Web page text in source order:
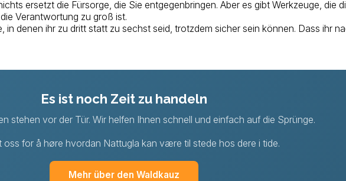
ersetzt die Fürsorge, die Sie entgegenbringen. Aber es gibt Werkzeuge, die
Verantwortung zu groß ist.
denen ihr zu dritt statt zu sechst seid, trotzdem sicher sein können. Dass ihr
Es ist noch Zeit zu handeln
stehen vor der Tür. Wir helfen Ihnen schnell und einfach auf die Sprünge.
oss for å høre hvordan Nattugla kan være til stede hos dere i tide.
Mehr über den Waldkauz